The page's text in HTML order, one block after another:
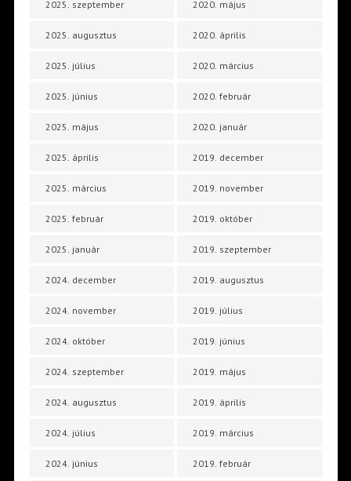
2025. szeptember
2025. augusztus
2025. július
2025. június
2025. május
2025. április
2025. március
2025. február
2025. január
2024. december
2024. november
2024. október
2024. szeptember
2024. augusztus
2024. július
2024. június
2020. május
2020. április
2020. március
2020. február
2020. január
2019. december
2019. november
2019. október
2019. szeptember
2019. augusztus
2019. július
2019. június
2019. május
2019. április
2019. március
2019. február